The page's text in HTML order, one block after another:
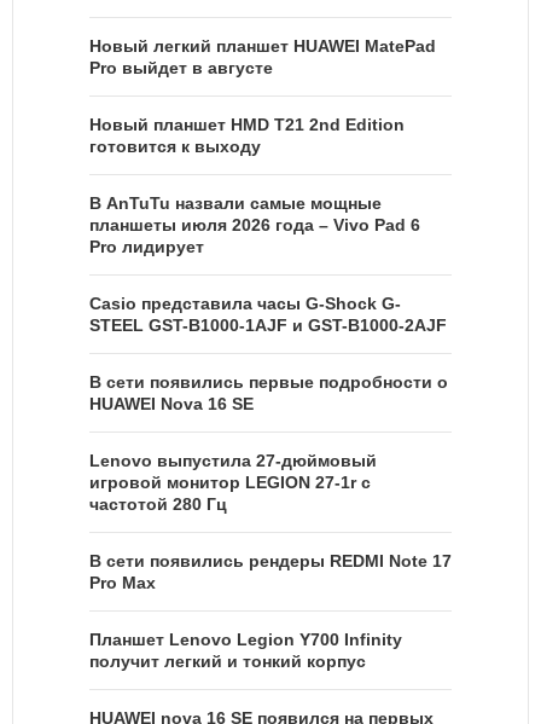
Новый легкий планшет HUAWEI MatePad
Pro выйдет в августе
Новый планшет HMD T21 2nd Edition
готовится к выходу
В AnTuTu назвали самые мощные
планшеты июля 2026 года – Vivo Pad 6
Pro лидирует
Casio представила часы G-Shock G-
STEEL GST-B1000-1AJF и GST-B1000-2AJF
В сети появились первые подробности о
HUAWEI Nova 16 SE
Lenovo выпустила 27-дюймовый
игровой монитор LEGION 27-1r с
частотой 280 Гц
В сети появились рендеры REDMI Note 17
Pro Max
Планшет Lenovo Legion Y700 Infinity
получит легкий и тонкий корпус
HUAWEI nova 16 SE появился на первых